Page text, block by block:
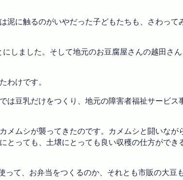
に触るのがいやだった子どもたちも、さわって
しました。そして地元のお豆腐屋さんの越田さ
わけです。
豆乳だけをつくり、地元の障害者福祉サービス
ムシが襲ってきたのです。カメムシと闘いな
っても、土壌にとっても良い収穫の仕方ができ
て、お弁当をつくるのか、それとも市販の大豆